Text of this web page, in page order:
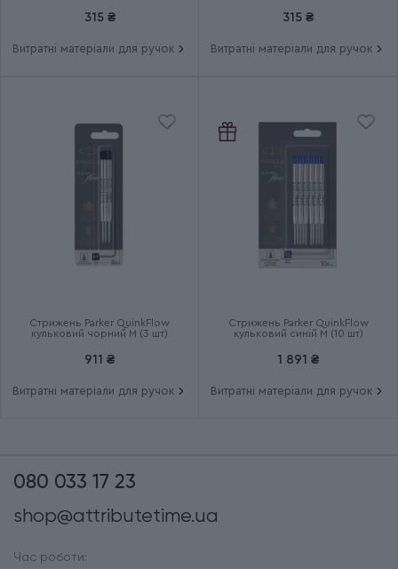
Група JOTTER UKRAINE
Термін гарантії
315 ₴
Витратні матеріали для ручок
315 ₴
Витратні матеріали для ручок
Стрижень Parker QuinkFlow
кульковий чорний M (3 шт)
911 ₴
Витратні матеріали для ручок
Стрижень Parker QuinkFlow
кульковий синій M (10 шт)
1 891 ₴
Витратні матеріали для ручок
080 033 17 23
shop@attributetime.ua
Час роботи: